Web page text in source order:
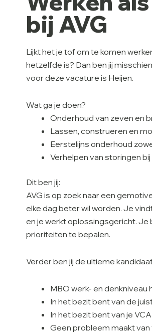
bij AVG
Lijkt het je tof om te komen
hetzelfde is? Dan ben jij
voor deze vacature is Heijen.
Wat ga je doen?
Onderhoud van zeven en
Lassen, construeren en
Eerstelijns onderhoud
Verhelpen van storingen
Dit ben jij:
AVG is op zoek naar een
elke dag beter wil worden. Je
en je werkt oplossingsgericht.
prioriteiten te bepalen.
Verder ben jij de ultieme
MBO werk- en denkniveau
In het bezit bent van de
In het bezit bent van je
Geen probleem maakt